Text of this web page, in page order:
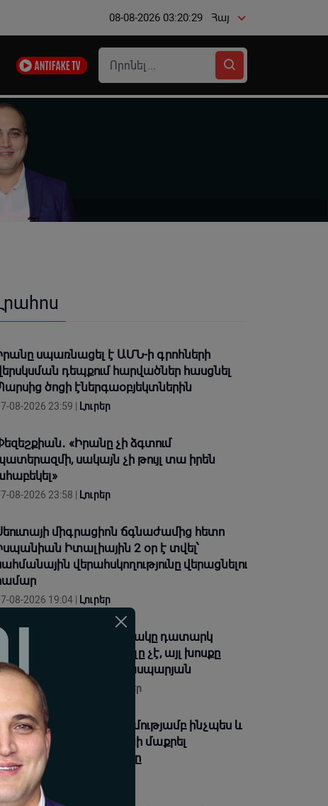
08-08-2026 03:20:29 Հայ
սպառնացել է ԱՄՆ-ի գրոհների
դեպքում հարվածներ հասցնել
ծոցի էներգաօբյեկտներին
08-2026 23:59 | Լուրեր
«Իրանը չի ձգտում
սակայն չի թույլ տա իրեն
08-2026 23:58 | Լուրեր
միգրացիոն ճգնաժամից հետո
Իտալիային 2 օր է տվել՝
վերահսկողությունը վերացնելու
08-2026 19:04 | Լուրեր
գտնվելու նպատակը դատարկ
բանավեճերի մասնակցելը չէ, այլ խոսքը
ապացուցելը. Գասպարյան
07-08-2026 18:35 | Տեսանյութեր
թե Աստծո ողորմությամբ ինչպես և
ինչ գնով հնարավոր կլինի մաքրել
այս խարանը
08-2026 18:31 |